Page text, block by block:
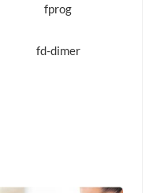
fprog
fd-dimer